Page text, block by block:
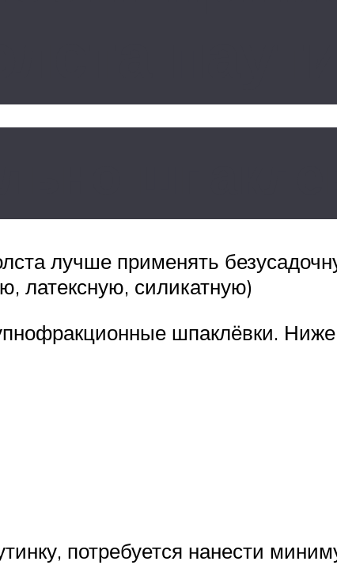
лучше применять
латексную, силикатную)
шпаклёвки.
потребуется нанести